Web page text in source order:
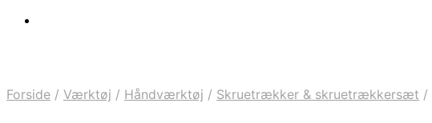
Forside / Værktøj / Håndværktøj / Skruetrækker & skruetrækkersæt /